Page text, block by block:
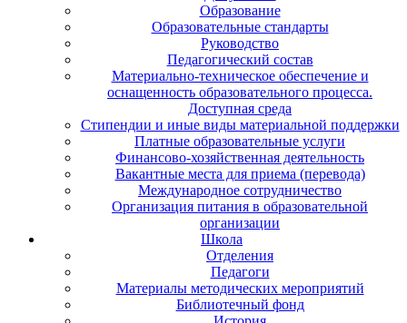
Образование
Образовательные стандарты
Руководство
Педагогический состав
Материально-техническое обеспечение и
оснащенность образовательного процесса.
Доступная среда
Стипендии и иные виды материальной поддержки
Платные образовательные услуги
Финансово-хозяйственная деятельность
Вакантные места для приема (перевода)
Международное сотрудничество
Организация питания в образовательной
организации
Школа
Отделения
Педагоги
Материалы методических мероприятий
Библиотечный фонд